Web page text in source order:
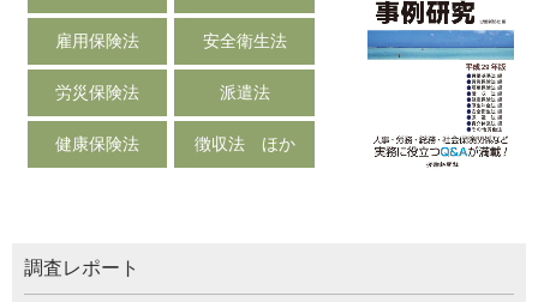
雇用保険法 安全衛生法
労災保険法 派遣法
健康保険法 徴収法 ほか
調査レポート